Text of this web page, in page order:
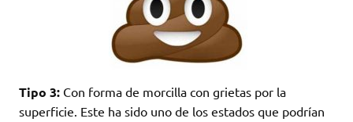
Tipo 3: Con forma de morcilla con grietas por la
superficie. Este ha sido uno de los estados que podrían